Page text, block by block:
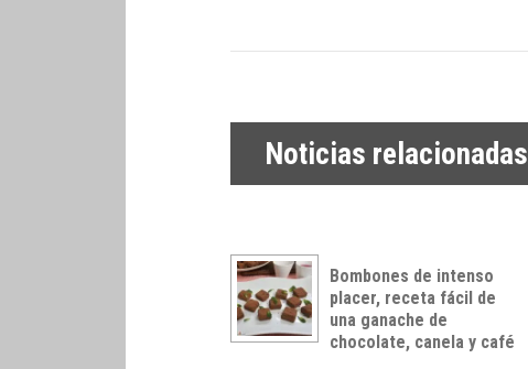
Noticias relacionadas
Bombones de intenso
placer, receta fácil de
una ganache de
chocolate, canela y café